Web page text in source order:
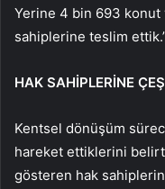
Yerine 4 bin 693 konut
sahiplerine teslim
HAK SAHİPLERİNE
Kentsel dönüşüm
hareket ettiklerini
gösteren hak